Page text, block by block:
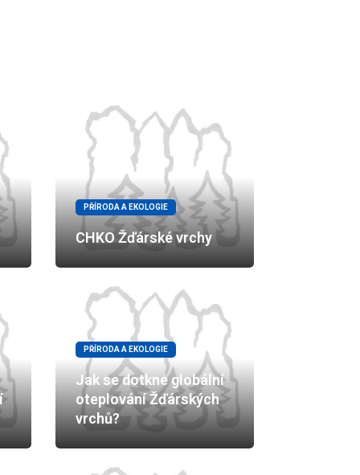
PŘÍRODA A EKOLOGIE
CHKO Žďárské vrchy
PŘÍRODA A EKOLOGIE
Jak se dotkne globální
oteplování Žďárských
vrchů?